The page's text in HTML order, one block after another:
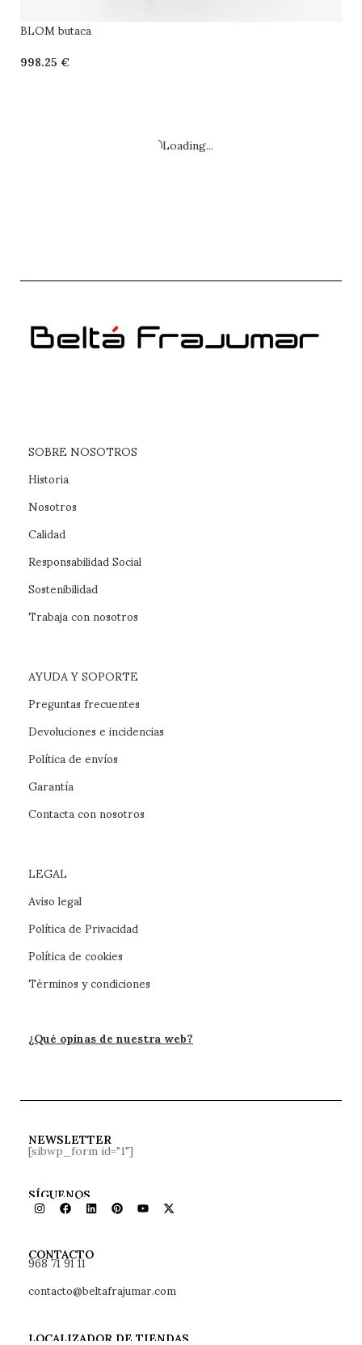
BLOM butaca
€
Loading...
SOBRE NOSOTROS
Historia
Nosotros
Calidad
Responsabilidad Social
Sostenibilidad
Trabaja con nosotros
AYUDA Y SOPORTE
Preguntas frecuentes
Devoluciones e incidencias
Política de envíos
Garantía
Contacta con nosotros
LEGAL
Aviso legal
Política de Privacidad
Política de cookies
Términos y condiciones
¿Qué opinas de nuestra web?
NEWSLETTER
[sibwp_form id="1"]
SÍGUENOS
CONTACTO
968 71 91 11
contacto@beltafrajumar.com
LOCALIZADOR DE TIENDAS